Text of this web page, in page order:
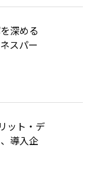
深める
スパー
ット・デ
導入企